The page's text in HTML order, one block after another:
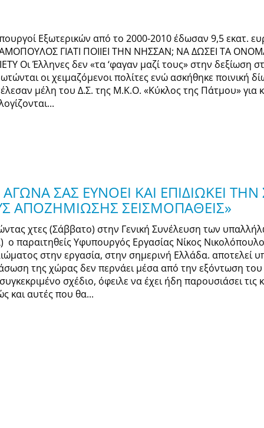
Εξωτερικών από το 2000-2010 έδωσαν 9,5 εκατ.
ΓΙΑΤΙ ΠΟΙΙΕΙ ΤΗΝ ΝΗΣΣΑΝ; ΝΑ ΔΩΣΕΙ ΤΑ
Οι Έλληνες δεν «τα ‘φαγαν μαζί τους» στην δεξίωση
οι χειμαζόμενοι πολίτες ενώ ασκήθηκε
μέλη του Δ.Σ. της Μ.Κ.Ο. «Κύκλος της Πάτμου» για
ΣΑΣ ΕΥΝΟΕΙ ΚΑΙ ΕΠΙΔΙΩΚΕΙ
ΑΠΟΖΗΜΙΩΣΗΣ ΣΕΙΣΜΟΠΑΘΕΙΣ»
χτες (Σάββατο) στην Γενική Συνέλευση των
ο παραιτηθείς Υφυπουργός Εργασίας Νίκος
στην εργασία, στην σημερινή Ελλάδα.
της χώρας δεν περνάει μέσα από την εξόντωση
σχέδιο, όφειλε να έχει ήδη παρουσιάσει
και αυτές που θα...